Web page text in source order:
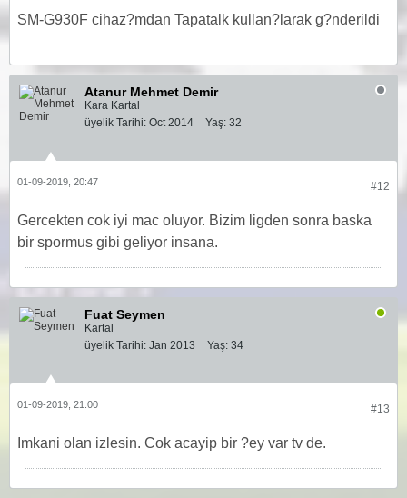
SM-G930F cihaz?mdan Tapatalk kullan?larak g?nderildi
Atanur Mehmet Demir
Kara Kartal
üyelik Tarihi: Oct 2014 Yaş: 32
#12
01-09-2019, 20:47
Gercekten cok iyi mac oluyor. Bizim ligden sonra baska
bir spormus gibi geliyor insana.
Fuat Seymen
Kartal
üyelik Tarihi: Jan 2013 Yaş: 34
#13
01-09-2019, 21:00
Imkani olan izlesin. Cok acayip bir ?ey var tv de.